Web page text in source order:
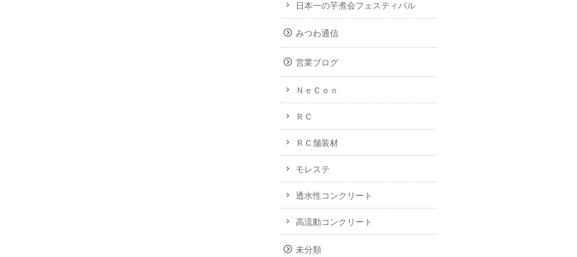
日本一の芋煮会フェスティバル
みつわ通信
営業ブログ
ＮｅＣｏｎ
ＲＣ
ＲＣ舗装材
モレステ
透水性コンクリート
高流動コンクリート
未分類